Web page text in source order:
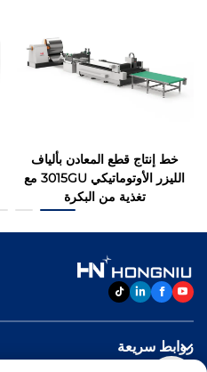
خط إنتاج قطع المعادن بألياف
الليزر الأوتوماتيكي 3015GU مع
تغذية من البكرة
روابط سريعة